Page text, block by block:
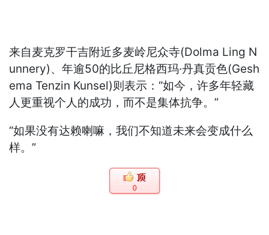
来自麦克罗干吉附近多麦岭尼众寺(Dolma Ling N
unnery)、年逾50的比丘尼格西玛·丹真贡色(Gesh
ema Tenzin Kunsel)则表示：“如今，许多年轻藏
人更重视个人的成功，而不是集体抗争。”
“如果没有达赖喇嘛，我们不知道未来会变成什么
样。”
0